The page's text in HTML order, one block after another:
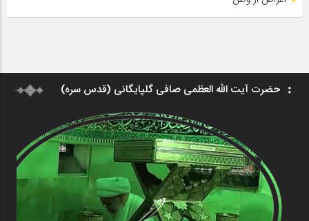
حضرت آیت الله العظمی صافی گلپایگانی (قدس سره)